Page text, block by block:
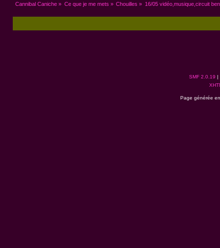
Cannibal Caniche » Ce que je me mets » Chouilles » 16/05 vidéo,musique,circuit
SMF 2.0.19 |
Page générée